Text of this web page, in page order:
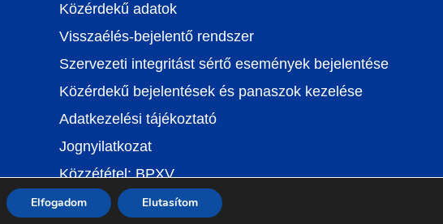
Közérdekű adatok
Visszaélés-bejelentő rendszer
Szervezeti integritást sértő események bejelentése
Közérdekű bejelentések és panaszok kezelése
Adatkezelési tájékoztató
Jognyilatkozat
Közzététel: BPXV
Elfogadom Elutasítom